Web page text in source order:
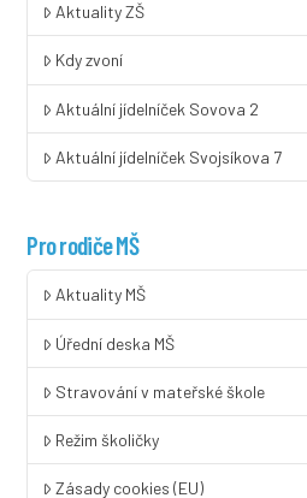
Aktuality ZŠ
Kdy zvoní
Aktuální jídelníček Sovova 2
Aktuální jídelníček Svojsíkova 7
Pro rodiče MŠ
Aktuality MŠ
Úřední deska MŠ
Stravování v mateřské škole
Režim školičky
Zásady cookies (EU)